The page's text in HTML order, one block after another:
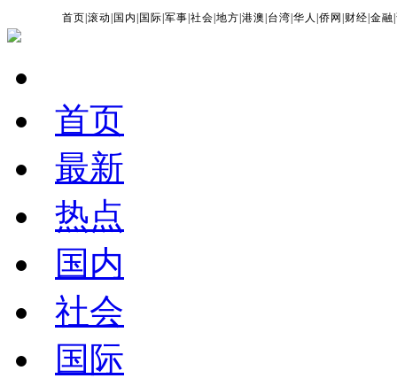
首页 |滚动 国内 国际 |军事 |社会 |地方 |港澳 台湾 |华人 |侨网 财经 |金融 |
首页
最新
热点
国内
社会
国际